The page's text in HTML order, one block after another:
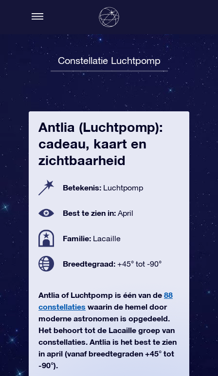
Constellatie Luchtpomp
Antlia (Luchtpomp):
cadeau, kaart en
zichtbaarheid
Betekenis: Luchtpomp
Best te zien in: April
Familie: Lacaille
Breedtegraad: +45° tot -90°
Antlia of Luchtpomp is één van de 88
constellaties waarin de hemel door
moderne astronomen is opgedeeld.
Het behoort tot de Lacaille groep van
constellaties. Antlia is het best te zien
in april (vanaf breedtegraden +45° tot
-90°).